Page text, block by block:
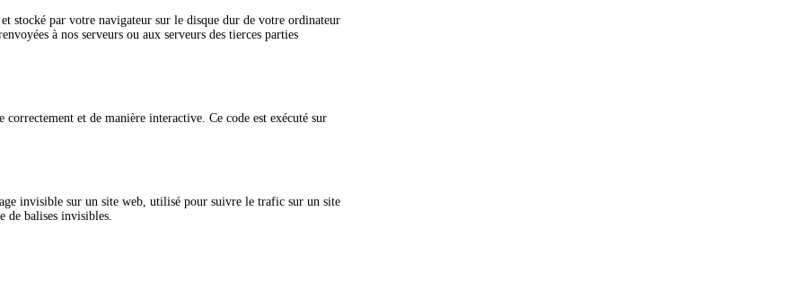
stocké par votre navigateur sur le disque dur de votre ordinateur
à nos serveurs ou aux serveurs des tierces parties
et de manière interactive. Ce code est exécuté sur
invisible sur un site web, utilisé pour suivre le trafic sur un site
de balises invisibles.